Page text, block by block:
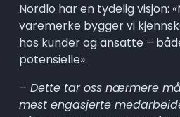
Nordlo har en tydelig visjon:
varemerke bygger vi
hos kunder og ansatte –
potensielle».
– Dette tar oss nærmere
mest engasjerte